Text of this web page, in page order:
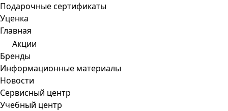
Подарочные сертификаты
Уценка
Главная
Акции
Бренды
Информационные материалы
Новости
Сервисный центр
Учебный центр